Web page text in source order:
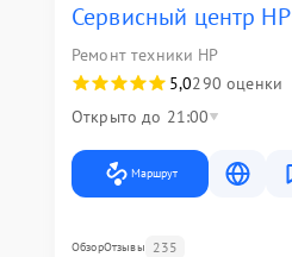
Сервисный центр HP
Ремонт техники HP
5,0290 оценки
Открыто до 21:00
Маршрут
ОбзорОтзывы 235